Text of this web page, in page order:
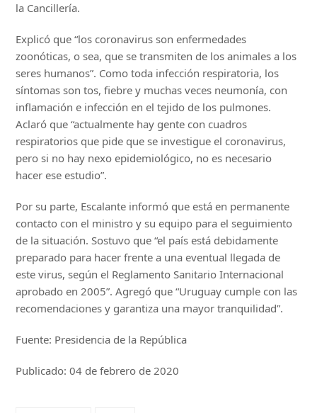
la Cancillería.
Explicó que “los coronavirus son enfermedades
zoonóticas, o sea, que se transmiten de los animales a los
seres humanos”. Como toda infección respiratoria, los
síntomas son tos, fiebre y muchas veces neumonía, con
inflamación e infección en el tejido de los pulmones.
Aclaró que “actualmente hay gente con cuadros
respiratorios que pide que se investigue el coronavirus,
pero si no hay nexo epidemiológico, no es necesario
hacer ese estudio”.
Por su parte, Escalante informó que está en permanente
contacto con el ministro y su equipo para el seguimiento
de la situación. Sostuvo que “el país está debidamente
preparado para hacer frente a una eventual llegada de
este virus, según el Reglamento Sanitario Internacional
aprobado en 2005”. Agregó que “Uruguay cumple con las
recomendaciones y garantiza una mayor tranquilidad”.
Fuente: Presidencia de la República
Publicado: 04 de febrero de 2020